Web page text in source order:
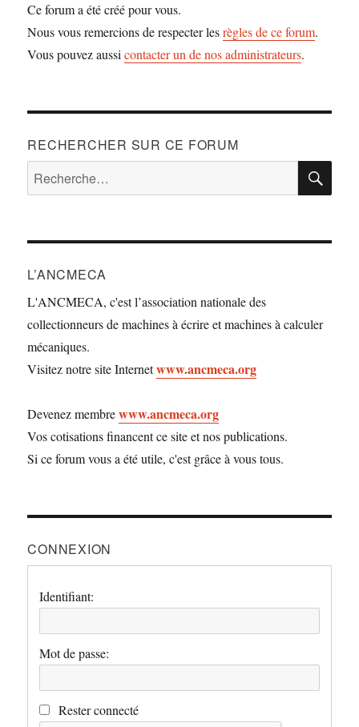
Ce forum a été créé pour vous.
Nous vous remercions de respecter lesrègles de ce forum.
Vous pouvez aussicontacter un de nos administrateurs.
RECHERCHER SUR CE FORUM
Recherche
pour :
L’ANCMECA
L'ANCMECA, c'est l’association nationale des
collectionneurs de machines à écrire et machines à calculer
mécaniques.
Visitez notre site Internetwww.ancmeca.org
Devenez membrewww.ancmeca.org
Vos cotisations financent ce site et nos publications.
Si ce forum vous a été utile, c'est grâce à vous tous.
CONNEXION
Identifiant:
Mot de passe:
Rester connecté